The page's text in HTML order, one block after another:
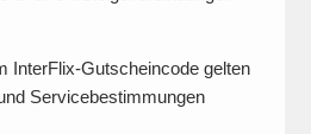
InterFlix-Gutscheincode gelten
Servicebestimmungen